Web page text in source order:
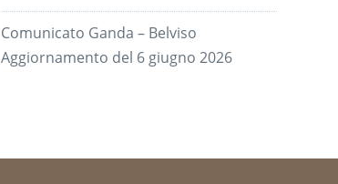
Comunicato Ganda – Belviso
Aggiornamento del 6 giugno 2026